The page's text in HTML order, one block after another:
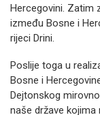
Hercegovini. Zatim
između Bosne i
rijeci Drini.
Poslije toga u
Bosne i
Dejtonskog
naše države kojima